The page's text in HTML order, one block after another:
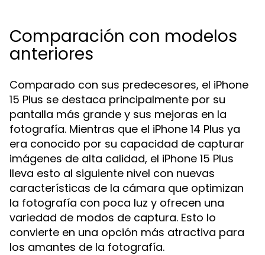
Comparación con modelos
anteriores
Comparado con sus predecesores, el iPhone
15 Plus se destaca principalmente por su
pantalla más grande y sus mejoras en la
fotografía. Mientras que el iPhone 14 Plus ya
era conocido por su capacidad de capturar
imágenes de alta calidad, el iPhone 15 Plus
lleva esto al siguiente nivel con nuevas
características de la cámara que optimizan
la fotografía con poca luz y ofrecen una
variedad de modos de captura. Esto lo
convierte en una opción más atractiva para
los amantes de la fotografía.